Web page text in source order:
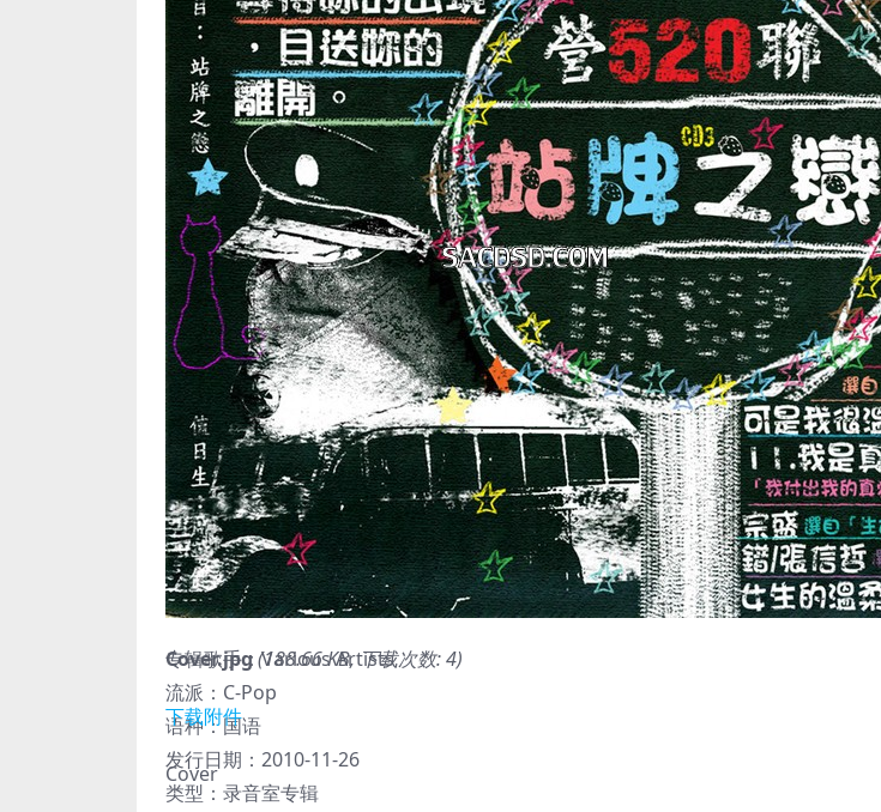
Cover.jpg(188.66 KB, 下载次数: 4)
下载附件
Cover
专辑歌手：Various Artists
流派：C-Pop
语种：国语
发行日期：2010-11-26
类型：录音室专辑